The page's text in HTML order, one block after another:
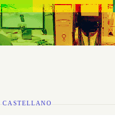
CASTELLANO